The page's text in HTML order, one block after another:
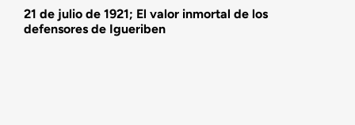
21 de julio de 1921; El valor inmortal de los
defensores de Igueriben